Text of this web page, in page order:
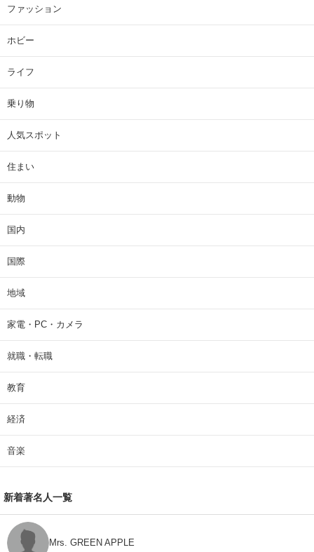
ファッション
ホビー
ライフ
乗り物
人気スポット
住まい
動物
国内
国際
地域
家電・PC・カメラ
就職・転職
教育
経済
音楽
新着著名人一覧
Mrs. GREEN APPLE